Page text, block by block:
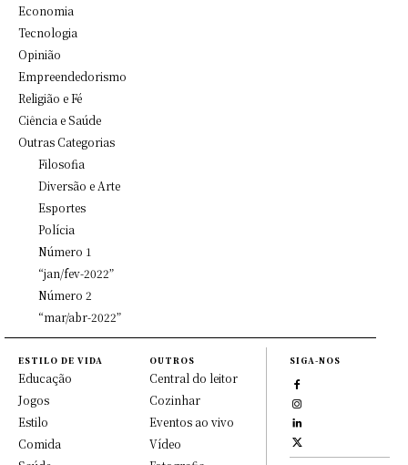
Economia
Tecnologia
Opinião
Empreendedorismo
Religião e Fé
Ciência e Saúde
Outras Categorias
Filosofia
Diversão e Arte
Esportes
Polícia
Número 1
“jan/fev-2022”
Número 2
“mar/abr-2022”
ESTILO DE VIDA
Educação
Jogos
Estilo
Comida
OUTROS
Central do leitor
Cozinhar
Eventos ao vivo
Vídeo
SIGA-NOS